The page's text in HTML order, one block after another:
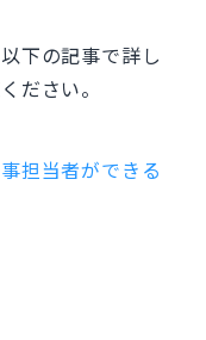
下の記事で詳し
ださい。
担当者ができる